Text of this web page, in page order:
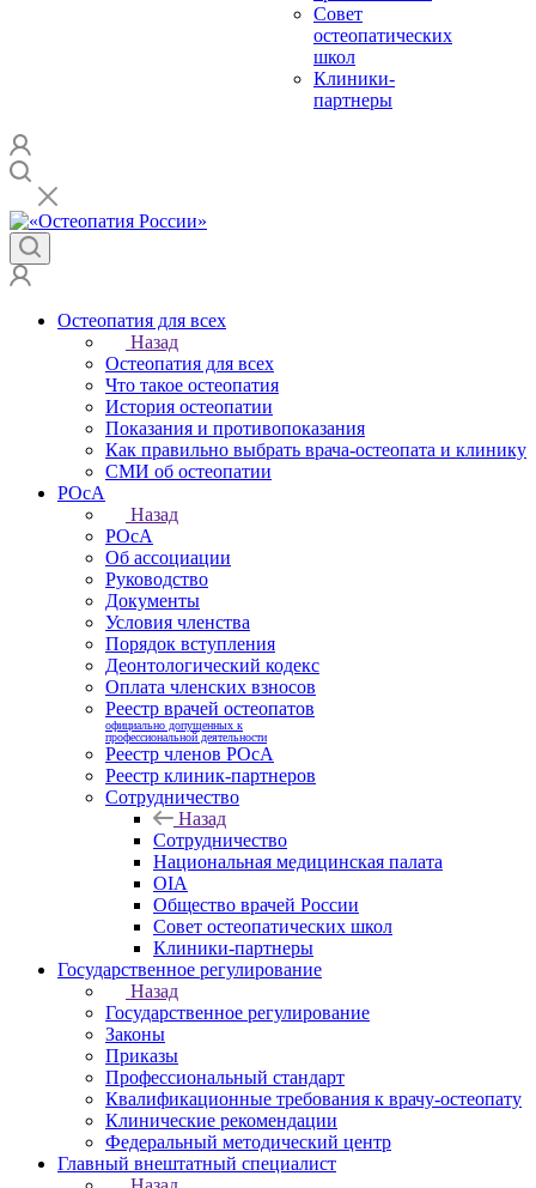
Совет
остеопатических
школ
Клиники-
партнеры
Остеопатия для всех
Назад
Остеопатия для всех
Что такое остеопатия
История остеопатии
Показания и противопоказания
Как правильно выбрать врача-остеопата и клинику
СМИ об остеопатии
РОсА
Назад
РОсА
Об ассоциации
Руководство
Документы
Условия членства
Порядок вступления
Деонтологический кодекс
Оплата членских взносов
Реестр врачей остеопатов
официально допущенных к
профессиональной деятельности
Реестр членов РОсА
Реестр клиник-партнеров
Сотрудничество
Назад
Сотрудничество
Национальная медицинская палата
OIA
Общество врачей России
Совет остеопатических школ
Клиники-партнеры
Государственное регулирование
Назад
Государственное регулирование
Законы
Приказы
Профессиональный стандарт
Квалификационные требования к врачу-остеопату
Клинические рекомендации
Федеральный методический центр
Главный внештатный специалист